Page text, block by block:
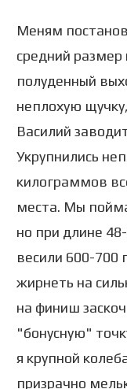
Меням
средний
полуденный
неплохую
Василий
Укрупнились
килограммов
места. Мы
но при длине
весили 600-700
жирнеть на
на финиш
"бонусную"
я крупной
призрачно